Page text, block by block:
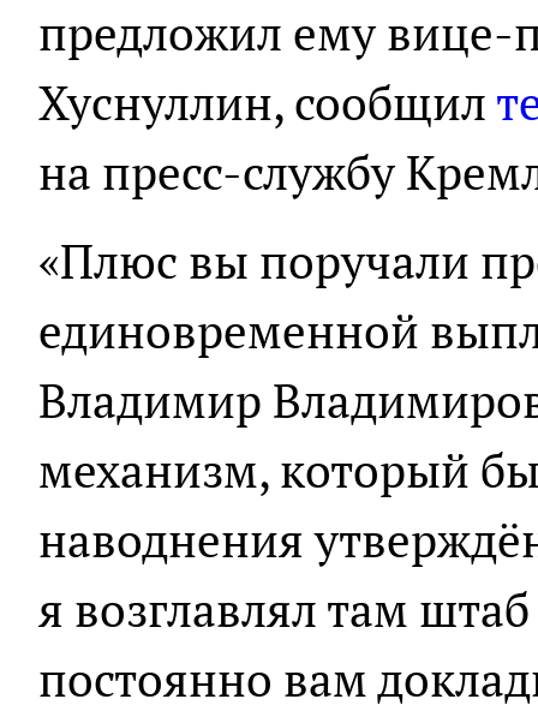
предложил ему вице-
Хуснуллин, сообщил
на пресс-службу
«Плюс вы поручали
единовременной
Владимир
механизм, который
наводнения
я возглавлял там
постоянно вам